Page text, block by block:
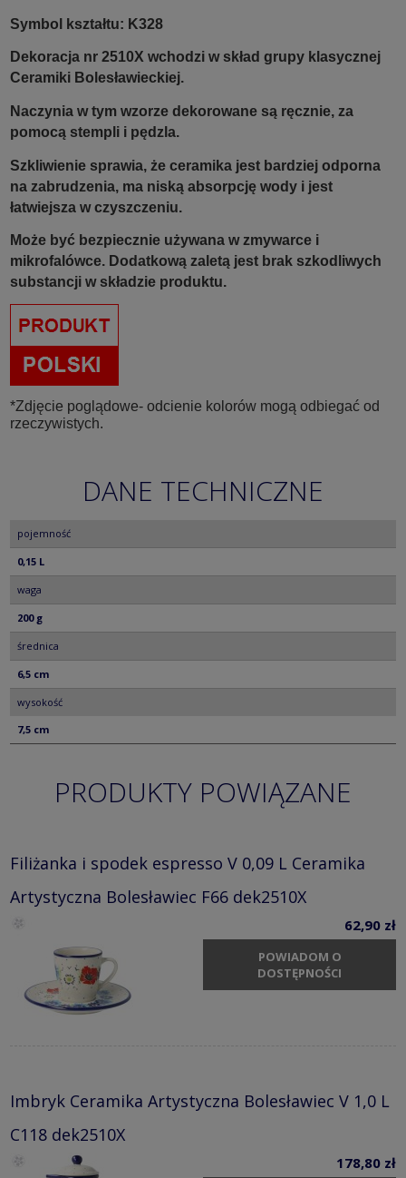
Symbol kształtu: K328
Dekoracja nr 2510X wchodzi w skład grupy klasycznej
Ceramiki Bolesławieckiej.
Naczynia w tym wzorze dekorowane są ręcznie, za
pomocą stempli i pędzla.
Szkliwienie sprawia, że ceramika jest bardziej odporna
na zabrudzenia, ma niską absorpcję wody i jest
łatwiejsza w czyszczeniu.
Może być bezpiecznie używana w zmywarce i
mikrofalówce. Dodatkową zaletą jest brak szkodliwych
substancji w składzie produktu.
*Zdjęcie poglądowe- odcienie kolorów mogą odbiegać od
rzeczywistych.
DANE TECHNICZNE
pojemność
0,15 L
waga
200 g
średnica
6,5 cm
wysokość
7,5 cm
PRODUKTY POWIĄZANE
Filiżanka i spodek espresso V 0,09 L Ceramika
Artystyczna Bolesławiec F66 dek2510X
62,90 zł
POWIADOM O
DOSTĘPNOŚCI
Imbryk Ceramika Artystyczna Bolesławiec V 1,0 L
C118 dek2510X
178,80 zł